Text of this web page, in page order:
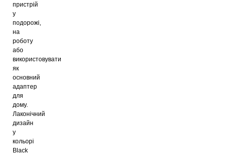
пристрій
у
подорожі,
на
роботу
або
використовувати
як
основний
адаптер
для
дому.
Лаконічний
дизайн
у
кольорі
Black